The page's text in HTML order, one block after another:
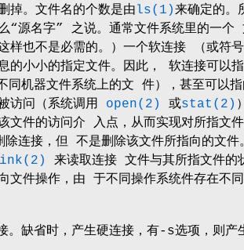
掉。文件名的个数是由ls(1)来确定的。
“源名字” 之说。通常文件系统里的一个
样也不是必需的。）一个软连接 （或符
的小小的指定文件。因此， 软连接可以
同机器文件系统上的文 件），甚至可以
访问（系统调用 open(2) 或stat(2)
文件的访问介 入点，从而实现对所指文
除连接，但 不是删除该文件所指向的文件
来读取连接 文件与其所指文件的
文件操作，由 于不同操作系统件存在不
缺省时，产生硬连接，有-s选项，则产